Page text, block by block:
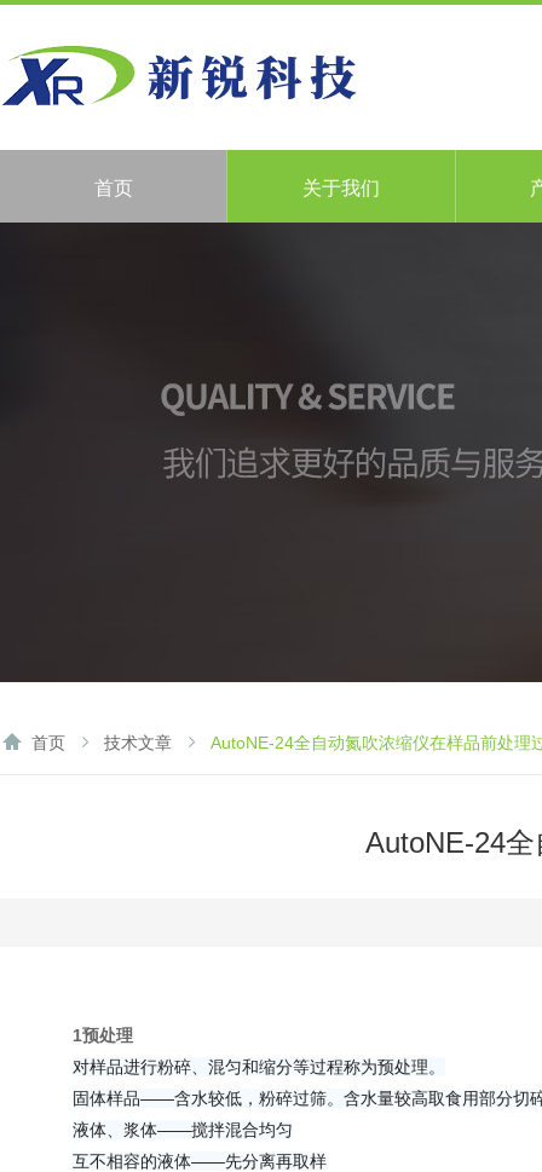
首页 关于我们
首页 技术文章 AutoNE-24全自动氮吹浓缩仪在样品前处理
AutoNE-24
1预处理
对样品进行粉碎、混匀和缩分等过程称为预处理。
固体样品——含水较低，粉碎过筛。含水量较高取食用部分切
液体、浆体——搅拌混合均匀
互不相容的液体——先分离再取样